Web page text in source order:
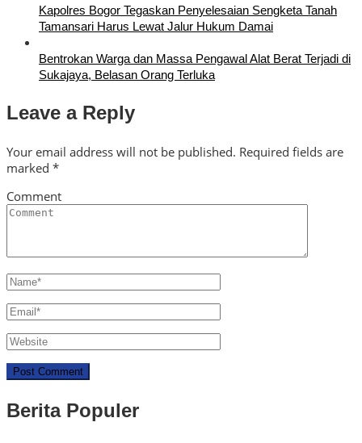
Kapolres Bogor Tegaskan Penyelesaian Sengketa Tanah
Tamansari Harus Lewat Jalur Hukum Damai
Bentrokan Warga dan Massa Pengawal Alat Berat Terjadi di
Sukajaya, Belasan Orang Terluka
Leave a Reply
Your email address will not be published. Required fields are
marked *
Comment
Berita Populer